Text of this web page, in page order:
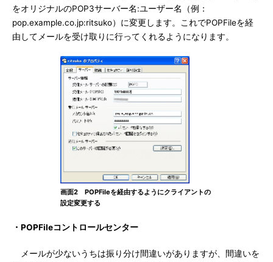
をオリジナルのPOP3サーバー名:ユーザー名（例：
pop.example.co.jp:ritsuko）に変更します。これでPOPFileを経
由してメールを受け取りに行ってくれるようになります。
画面2 POPFileを経由するようにクライアントの
設定変更する
・POPFileコントロールセンター
メールが少ないうちは振り分け間違いがありますが、間違いを